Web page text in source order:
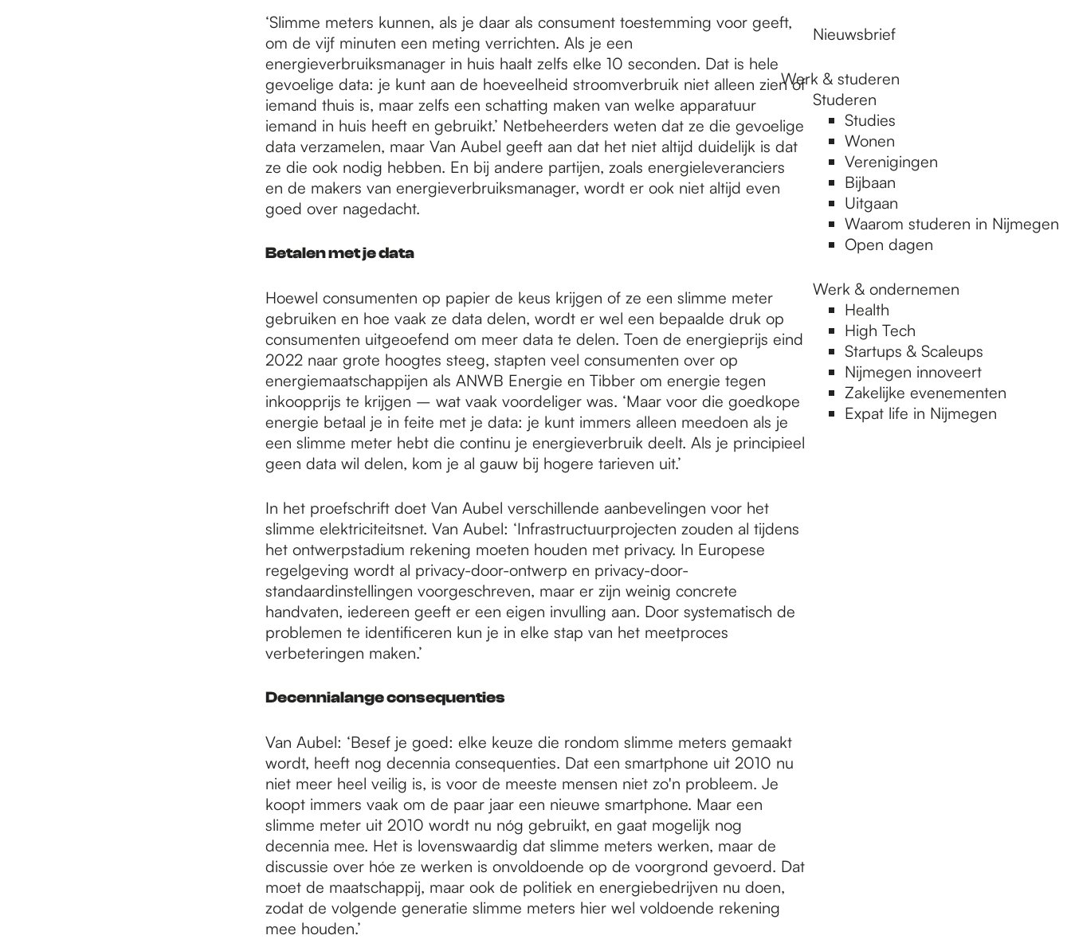
Nieuwsbrief
Werk & studeren
Studeren
Studies
Wonen
Verenigingen
Bijbaan
Uitgaan
Waarom studeren in Nijmegen
Open dagen
Werk & ondernemen
Health
High Tech
Startups & Scaleups
Nijmegen innoveert
Zakelijke evenementen
Expat life in Nijmegen
‘Slimme meters kunnen, als je daar als consument toestemming voor geeft,
om de vijf minuten een meting verrichten. Als je een
energieverbruiksmanager in huis haalt zelfs elke 10 seconden. Dat is hele
gevoelige data: je kunt aan de hoeveelheid stroomverbruik niet alleen zien of
iemand thuis is, maar zelfs een schatting maken van welke apparatuur
iemand in huis heeft en gebruikt.’ Netbeheerders weten dat ze die gevoelige
data verzamelen, maar Van Aubel geeft aan dat het niet altijd duidelijk is dat
ze die ook nodig hebben. En bij andere partijen, zoals energieleveranciers
en de makers van energieverbruiksmanager, wordt er ook niet altijd even
goed over nagedacht.
Betalen met je data
Hoewel consumenten op papier de keus krijgen of ze een slimme meter
gebruiken en hoe vaak ze data delen, wordt er wel een bepaalde druk op
consumenten uitgeoefend om meer data te delen. Toen de energieprijs eind
2022 naar grote hoogtes steeg, stapten veel consumenten over op
energiemaatschappijen als ANWB Energie en Tibber om energie tegen
inkoopprijs te krijgen – wat vaak voordeliger was. ‘Maar voor die goedkope
energie betaal je in feite met je data: je kunt immers alleen meedoen als je
een slimme meter hebt die continu je energieverbruik deelt. Als je principieel
geen data wil delen, kom je al gauw bij hogere tarieven uit.’
In het proefschrift doet Van Aubel verschillende aanbevelingen voor het
slimme elektriciteitsnet. Van Aubel: ‘Infrastructuurprojecten zouden al tijdens
het ontwerpstadium rekening moeten houden met privacy. In Europese
regelgeving wordt al privacy-door-ontwerp en privacy-door-
standaardinstellingen voorgeschreven, maar er zijn weinig concrete
handvaten, iedereen geeft er een eigen invulling aan. Door systematisch de
problemen te identificeren kun je in elke stap van het meetproces
verbeteringen maken.’
Decennialange consequenties
Van Aubel: ‘Besef je goed: elke keuze die rondom slimme meters gemaakt
wordt, heeft nog decennia consequenties. Dat een smartphone uit 2010 nu
niet meer heel veilig is, is voor de meeste mensen niet zo'n probleem. Je
koopt immers vaak om de paar jaar een nieuwe smartphone. Maar een
slimme meter uit 2010 wordt nu nóg gebruikt, en gaat mogelijk nog
decennia mee. Het is lovenswaardig dat slimme meters werken, maar de
discussie over hóe ze werken is onvoldoende op de voorgrond gevoerd. Dat
moet de maatschappij, maar ook de politiek en energiebedrijven nu doen,
zodat de volgende generatie slimme meters hier wel voldoende rekening
mee houden.’